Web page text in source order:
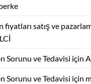
fiyatları satış ve
Sorunu ve Tedavisi için
Sorunu ve Tedavisi için